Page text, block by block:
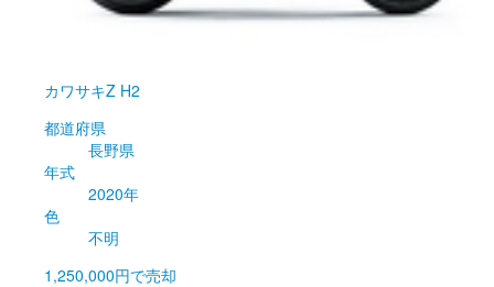
カワサキZ H2
都道府県
長野県
年式
2020年
色
不明
1,250,000円で売却